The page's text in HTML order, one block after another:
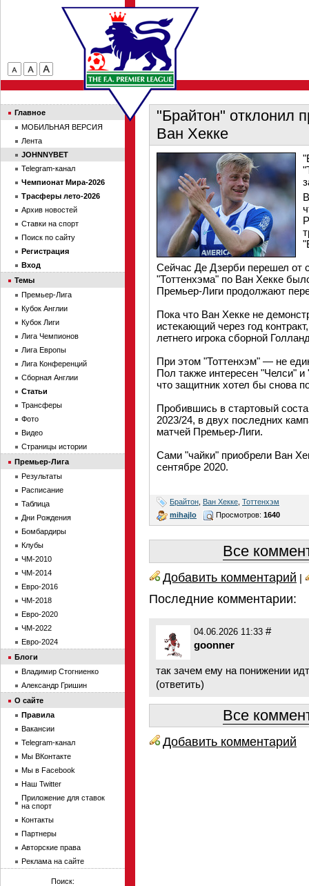
"Брайтон" отклонил
Ван Хекке
Сейчас Де Дзерби перешел от
"Тоттенхэма" по Ван Хекке
Премьер-Лиги продолжают
Пока что Ван Хекке не
истекающий через год
летнего игрока сборной
При этом "Тоттенхэм" — не
Пол также интересен "Челси"
что защитник хотел бы снова
Пробившись в стартовый
2023/24, в двух последних
матчей Премьер-Лиги.
Сами "чайки" приобрели Ван
сентябре 2020.
Брайтон Ван Хекке Тоттенхэм
mihajlo
Просмотров: 1640
Все
Добавить комментарий |
Последние комментарии:
04.06.2026 11:33 #
goonner
так зачем ему на понижении
(ответить)
Все
Добавить комментарий
Главное
МОБИЛЬНАЯ ВЕРСИЯ
Лента
JOHNNYBET
Telegram-канал
Чемпионат Мира-2026
Трасферы лето-2026
Архив новостей
Ставки на спорт
Поиск по сайту
Регистрация
Вход
Темы
Премьер-Лига
Кубок Англии
Кубок Лиги
Лига Чемпионов
Лига Европы
Лига Конференций
Сборная Англии
Статьи
Трансферы
Фото
Видео
Страницы истории
Премьер-Лига
Результаты
Расписание
Таблица
Дни Рождения
Бомбардиры
Клубы
ЧМ-2010
ЧМ-2014
Евро-2016
ЧМ-2018
Евро-2020
ЧМ-2022
Евро-2024
Блоги
Владимир Стогниенко
Александр Гришин
О сайте
Правила
Вакансии
Telegram-канал
Мы ВКонтакте
Мы в Facebook
Наш Twitter
Приложение для ставок
на спорт
Контакты
Партнеры
Авторские права
Реклама на сайте
Поиск: